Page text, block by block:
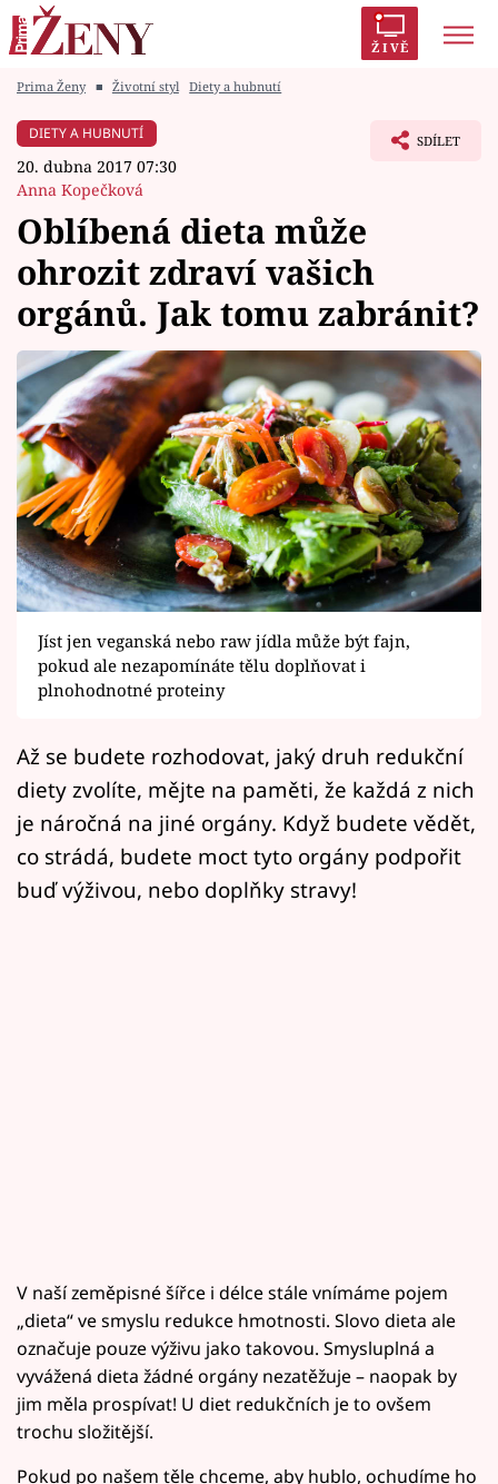
ŽIVĚ
Módní alarm
Zrádci
Témata
Celebrity
Vztahy
Seriály
Horoskopy
Sledujte prima+
Filmový festival Karlovy Vary
Pořady
Přihlášení
Sledujte nás
Prima Ženy ■ Životní styl Diety a hubnutí
DIETY A HUBNUTÍ
20. dubna 2017 07:30
Anna Kopečková
SDÍLET
Oblíbená dieta může
ohrozit zdraví vašich
orgánů. Jak tomu zabránit?
Jíst jen veganská nebo raw jídla může být fajn,
pokud ale nezapomínáte tělu doplňovat i
plnohodnotné proteiny
Až se budete rozhodovat, jaký druh redukční
diety zvolíte, mějte na paměti, že každá z nich
je náročná na jiné orgány. Když budete vědět,
co strádá, budete moct tyto orgány podpořit
buď výživou, nebo doplňky stravy!
V naší zeměpisné šířce i délce stále vnímáme pojem
„dieta“ ve smyslu redukce hmotnosti. Slovo dieta ale
označuje pouze výživu jako takovou. Smysluplná a
vyvážená dieta žádné orgány nezatěžuje – naopak by
jim měla prospívat! U diet redukčních je to ovšem
trochu složitější.
Pokud po našem těle chceme, aby hublo, ochudíme ho